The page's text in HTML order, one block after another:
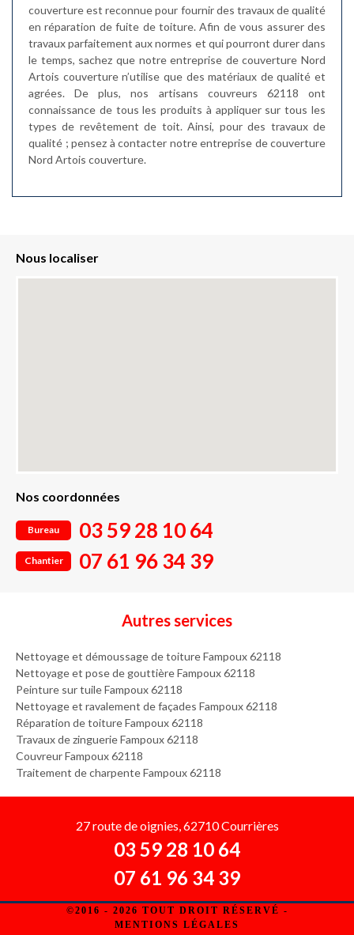
couverture est reconnue pour fournir des travaux de qualité
en réparation de fuite de toiture. Afin de vous assurer des
travaux parfaitement aux normes et qui pourront durer dans
le temps, sachez que notre entreprise de couverture Nord
Artois couverture n’utilise que des matériaux de qualité et
agrées. De plus, nos artisans couvreurs 62118 ont
connaissance de tous les produits à appliquer sur tous les
types de revêtement de toit. Ainsi, pour des travaux de
qualité ; pensez à contacter notre entreprise de couverture
Nord Artois couverture.
Nous localiser
Nos coordonnées
Bureau 03 59 28 10 64
Chantier 07 61 96 34 39
Autres services
Nettoyage et démoussage de toiture Fampoux 62118
Nettoyage et pose de gouttière Fampoux 62118
Peinture sur tuile Fampoux 62118
Nettoyage et ravalement de façades Fampoux 62118
Réparation de toiture Fampoux 62118
Travaux de zinguerie Fampoux 62118
Couvreur Fampoux 62118
Traitement de charpente Fampoux 62118
27 route de oignies, 62710 Courrières
03 59 28 10 64
07 61 96 34 39
©2016 - 2026 TOUT DROIT RÉSERVÉ -
MENTIONS LÉGALES